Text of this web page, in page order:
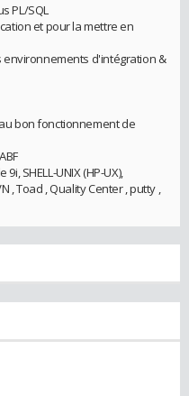
PL/SQL
et pour la mettre en
d'intégration &
bon fonctionnement de
SHELL-UNIX (HP-UX),
, Toad , Quality Center , putty ,